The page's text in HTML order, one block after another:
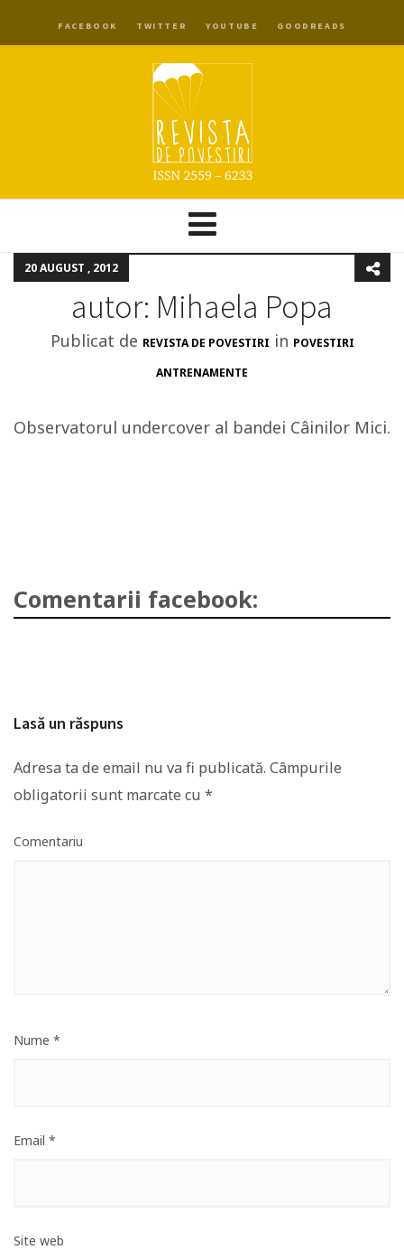
FACEBOOK TWITTER YOUTUBE GOODREADS
20 AUGUST , 2012
autor: Mihaela Popa
Publicat de REVISTA DE POVESTIRI in POVESTIRI
ANTRENAMENTE
Observatorul undercover al bandei Câinilor Mici.
Comentarii facebook:
Lasă un răspuns
Adresa ta de email nu va fi publicată. Câmpurile
obligatorii sunt marcate cu *
Comentariu
Nume *
Email *
Site web